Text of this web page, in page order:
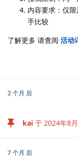
内容要求：仅
手比较
了解更多 请查阅 活动
2 个月 后
kai 于 2024年8
7 个月 后